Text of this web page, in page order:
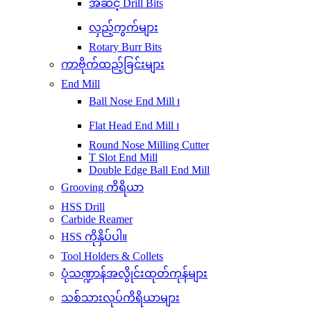
အဆင့် Drill Bits
လှည့်ကွက်များ
Rotary Burr Bits
ကာဗိုက်ထည့်ခြင်းများ
End Mill
Ball Nose End Mill ၊
Flat Head End Mill ၊
Round Nose Milling Cutter
T Slot End Mill
Double Edge Ball End Mill
Grooving ကိရိယာ
HSS Drill
Carbide Reamer
HSS ကိုနှိပ်ပါ။
Tool Holders & Collets
ပုံသဏ္ဍာန်အလွိုင်းထုတ်ကုန်များ
သစ်သားလုပ်ကိရိယာများ